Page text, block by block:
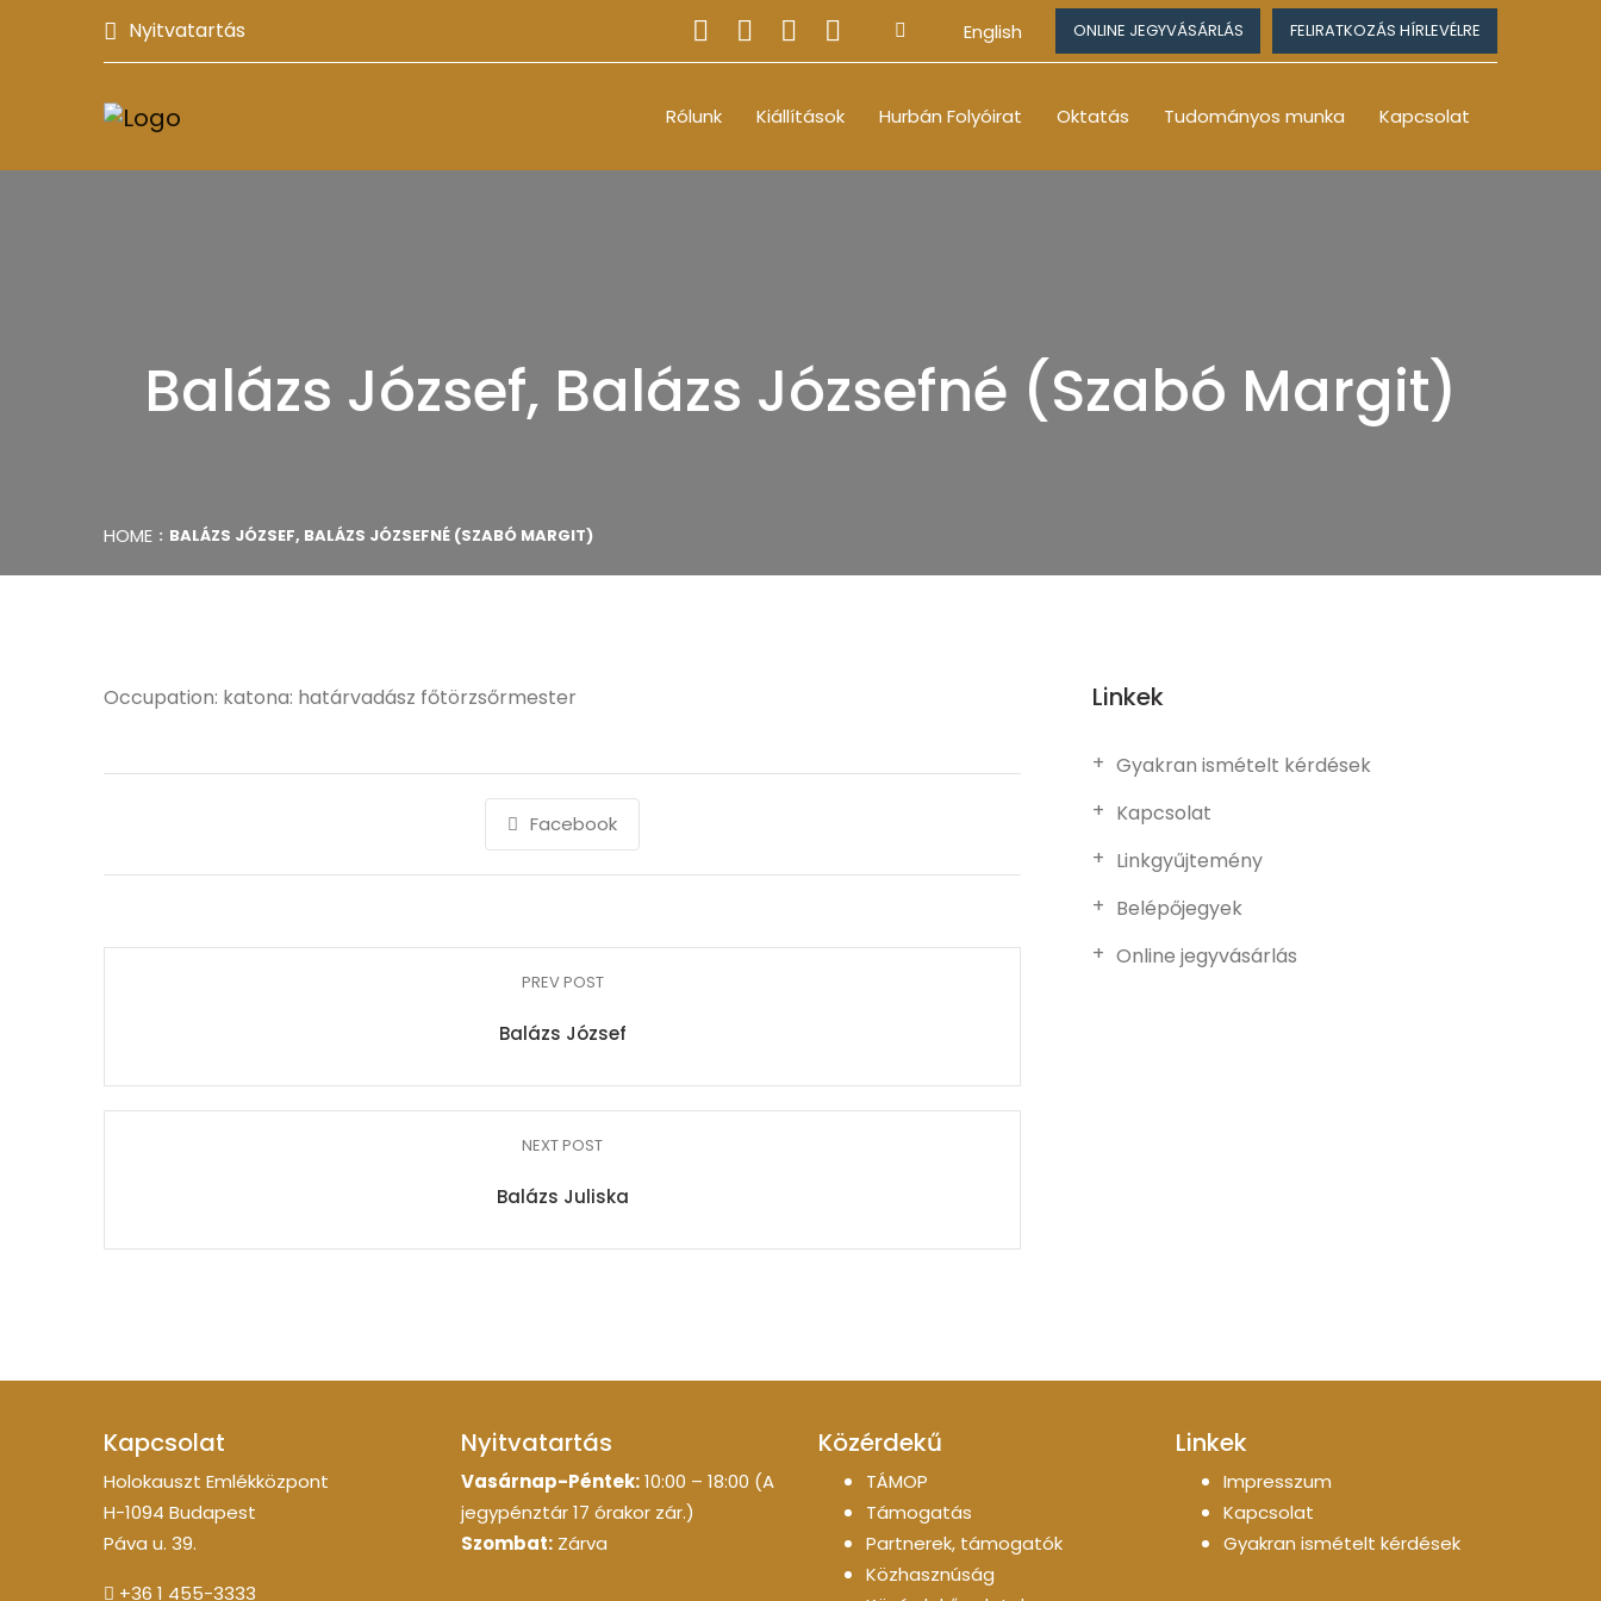
Nyitvatartás English ONLINE JEGYVÁSÁRLÁS FELIRATKOZÁS HÍRLEVÉLRE
Rólunk Kiállítások Hurbán Folyóirat Oktatás Tudományos munka Kapcsolat
Balázs József, Balázs Józsefné (Szabó Margit)
HOME BALÁZS JÓZSEF, BALÁZS JÓZSEFNÉ (SZABÓ MARGIT)
Occupation: katona: határvadász főtörzsőrmester
Facebook
PREV POST
Balázs József
NEXT POST
Balázs Juliska
Linkek
Gyakran ismételt kérdések
Kapcsolat
Linkgyűjtemény
Belépőjegyek
Online jegyvásárlás
Kapcsolat
Holokauszt Emlékközpont
H-1094 Budapest
Páva u. 39.
+36 1 455-3333
Nyitvatartás
Vasárnap-Péntek:10:00 – 18:00 (A
jegypénztár 17 órakor zár.)
Szombat: Zárva
Közérdekű
TÁMOP
Támogatás
Partnerek, támogatók
Közhasznúság
Linkek
Impresszum
Kapcsolat
Gyakran ismételt kérdések